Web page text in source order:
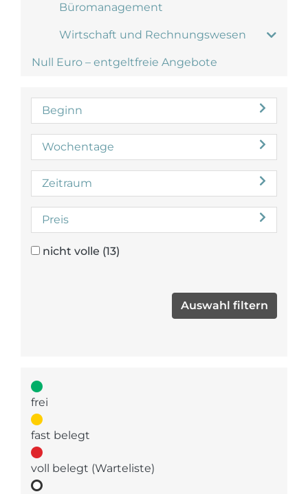
Büromanagement
Wirtschaft und Rechnungswesen
Null Euro – entgeltfreie Angebote
Beginn
Wochentage
Zeitraum
Preis
nicht volle (13)
frei
fast belegt
voll belegt (Warteliste)